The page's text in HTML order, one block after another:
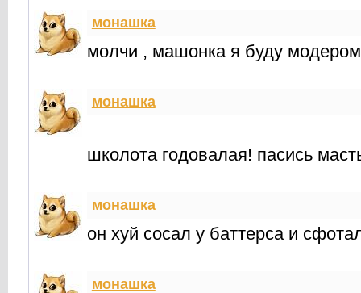
монашка
молчи , машонка я буду модером
монашка
школота годовалая! пасись
монашка
он хуй сосал у баттерса и
монашка